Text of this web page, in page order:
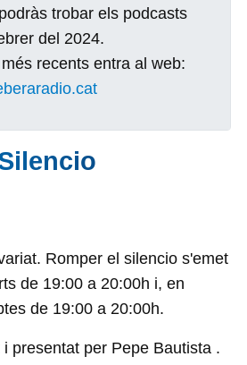
trobar els podcasts
del 2024.
recents entra al web:
Romper el silencio s'emet
de 19:00 a 20:00h i, en
de 19:00 a 20:00h.
presentat per Pepe Bautista .